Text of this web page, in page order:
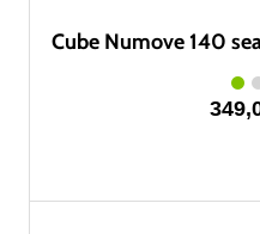
Cube Numove 140